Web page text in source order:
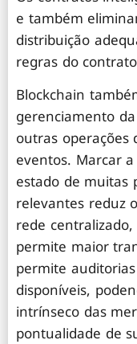
e também
distribuição
regras do
Blockchain
gerenciamento
outras operações
eventos. Marcar
estado de muitas
relevantes reduz
rede
permite maior
permite
disponíveis,
intrínseco das
pontualidade de